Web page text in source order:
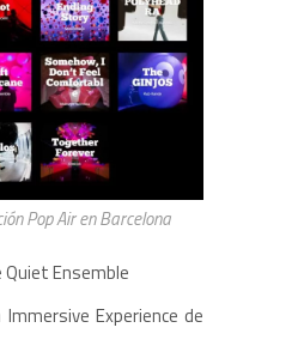
Pop Air en Barcelona
Ensemble
Experience de